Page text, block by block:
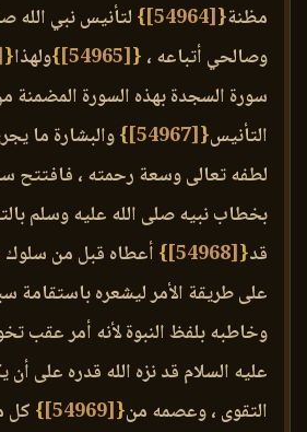
مظنة{
[54964]
} لتأنيس نبي الله
وصالحي أتباعه ، {
[54965]
}ولهذا{
سورة السجدة بهذه السورة المضمنة
التأنيس{
[54967]
}والبشارة ما
لطفه تعالى وسعة رحمته ، فافتتح
بخطاب نبيه صلى الله عليه وسلم
قد{
[54968]
} أعطاه قبل من سلوك
على طريقة الأمر ليشعره باستقامة
وخاطبه بلفظ النبوة لأنه أمر عقب
عليه السلام قد نزه الله قدره على
التقوى ، وعصمه من{
[54969]
} كل